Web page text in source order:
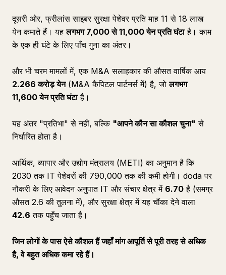
दूसरी ओर, फ्रीलांस साइबर सुरक्षा पेशेवर प्रति माह 11 से 18 लाख
येन कमाते हैं। यहलगभग 7,000 से 11,000 येन प्रति घंटाहै। काम
के एक ही घंटे के लिए पाँच गुना का अंतर।
और भी चरम मामलों में, एक M&A सलाहकार की औसत वार्षिक आय
2.266 करोड़ येन(M&A कैपिटल पार्टनर्स में) है, जोलगभग
11,600 येन प्रति घंटाहै।
यह अंतर "प्रतिभा" से नहीं, बल्कि "आपने कौन सा कौशल चुना" से
निर्धारित होता है।
आर्थिक, व्यापार और उद्योग मंत्रालय (METI) का अनुमान है कि
2030 तक IT पेशेवरों की 790,000 तक की कमी होगी। doda पर
नौकरी के लिए आवेदन अनुपात IT और संचार क्षेत्र में 6.70 है (समग्र
औसत 2.6 की तुलना में), और सुरक्षा क्षेत्र में यह चौंका देने वाला
42.6 तक पहुँच जाता है।
जिन लोगों के पास ऐसे कौशल हैं जहाँ मांग आपूर्ति से पूरी तरह से अधिक
है, वे बहुत अधिक कमा रहे हैं।